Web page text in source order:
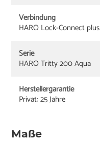
Verbindung
HARO Lock-Connect plus
Serie
HARO Tritty 200 Aqua
Herstellergarantie
Privat: 25 Jahre
Maße